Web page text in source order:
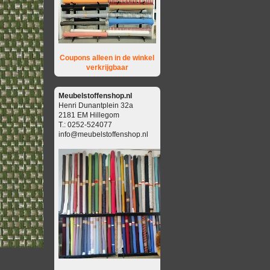
Coupons alleen in de winkel
verkrijgbaar
Meubelstoffenshop.nl
Henri Dunantplein 32a
2181 EM Hillegom
T.: 0252-524077
info@meubelstoffenshop.nl